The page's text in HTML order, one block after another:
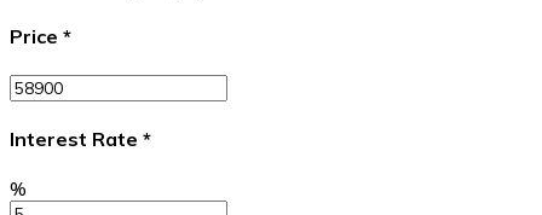
Price *
Interest Rate *
%